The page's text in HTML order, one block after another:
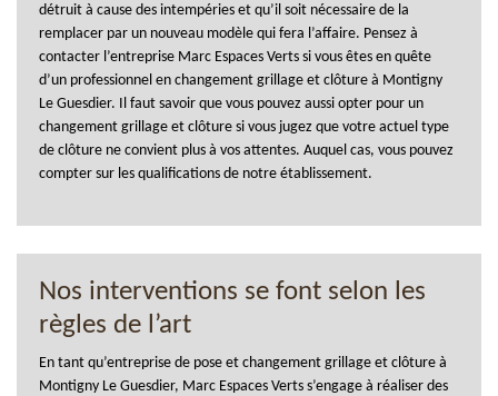
détruit à cause des intempéries et qu’il soit nécessaire de la
remplacer par un nouveau modèle qui fera l’affaire. Pensez à
contacter l’entreprise Marc Espaces Verts si vous êtes en quête
d’un professionnel en changement grillage et clôture à Montigny
Le Guesdier. Il faut savoir que vous pouvez aussi opter pour un
changement grillage et clôture si vous jugez que votre actuel type
de clôture ne convient plus à vos attentes. Auquel cas, vous pouvez
compter sur les qualifications de notre établissement.
Nos interventions se font selon les
règles de l’art
En tant qu’entreprise de pose et changement grillage et clôture à
Montigny Le Guesdier, Marc Espaces Verts s’engage à réaliser des